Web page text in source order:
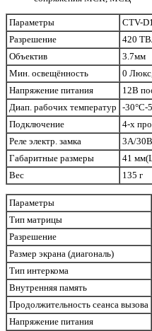
Параметры
CTV-
Разрешение
420
Объектив
3.7мм
Мин. освещённость
0
Напряжение питания
12В
Диап. рабочих температур -30°C-
Подключение
4-х
Реле электр. замка
3А/30В
Габаритные размеры
41
Вес
135 г
Параметры
Тип матрицы
Разрешение
Размер экрана (диагональ)
Тип интеркома
Внутренняя память
Продолжительность сеанса вызова
Напряжение питания